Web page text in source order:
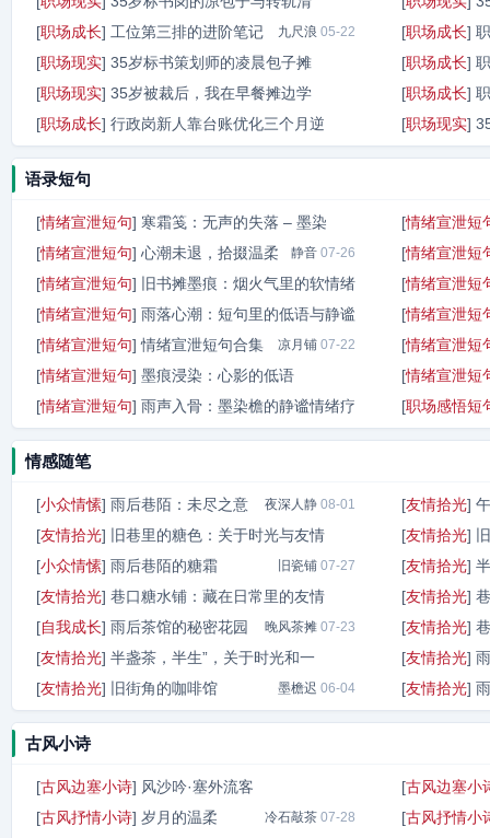
沈砚秋 05-23
[职场成长] 工位第三排的进阶笔记 九尺浪 05-22
[职场现实] 35岁标书策划师的凌晨包子摊
烈阳酒
[职场现实] 35岁被裁后，我在早餐摊边学
烈阳酒05-20
[职场成长] 行政岗新人靠台账优化三个月逆
[职场成长]
[职场成长]
[职场成长]
[职场现实]
语录短句
[情绪宣泄短句] 寒霜笺：无声的失落 – 墨染
墨染檐 07-29
[情绪宣泄短句] 心潮未退，拾掇温柔 静音 07-26
[情绪宣泄短句] 旧书摊墨痕：烟火气里的软情绪
旧书摊墨痕07-23
[情绪宣泄短句] 雨落心潮：短句里的低语与静谧
墨染檐 07-23
[情绪宣泄短句]情绪宣泄短句合集 凉月铺 07-22
[情绪宣泄短句] 墨痕浸染：心影的低语
墨染檐06-04
[情绪宣泄短句] 雨声入骨：墨染檐的静谧情绪疗
[情绪宣泄短
[情绪宣泄短
[情绪宣泄短
[情绪宣泄短
[情绪宣泄短
[情绪宣泄短
[职场感悟短
情感随笔
[小众情愫] 雨后巷陌：未尽之意 夜深人静 08-01
[友情拾光] 旧巷里的糖色：关于时光与友情
青雾茶 07-30
[小众情愫] 雨后巷陌的糖霜 旧瓷铺 07-27
[友情拾光] 巷口糖水铺：藏在日常里的友情
檐下拾光客 07-24
[自我成长] 雨后茶馆的秘密花园 晚风茶摊 07-23
[友情拾光] 半盏茶，半生”，关于时光和一
瓷色眠 07-23
[友情拾光] 旧街角的咖啡馆 墨檐迟 06-04
[友情拾光]
[友情拾光]
[友情拾光]
[友情拾光]
[友情拾光]
[友情拾光]
[友情拾光]
古风小诗
[古风边塞小诗] 风沙吟·塞外流客
橘猫坐檐下 07-29
[古风抒情小诗] 岁月的温柔 冷石敲茶 07-28
[古风边塞小
[古风抒情小